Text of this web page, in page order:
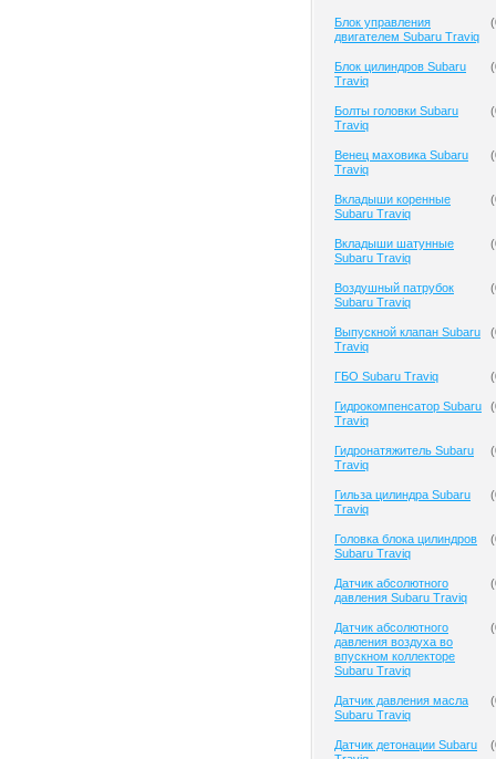
Блок управления
двигателем Subaru Traviq
(
Блок цилиндров Subaru
Traviq
(
Болты головки Subaru
Traviq
(
Венец маховика Subaru
Traviq
(
Вкладыши коренные
Subaru Traviq
(
Вкладыши шатунные
Subaru Traviq
(
Воздушный патрубок
Subaru Traviq
(
Выпускной клапан Subaru
Traviq
(
ГБО Subaru Traviq (
Гидрокомпенсатор Subaru
Traviq
(
Гидронатяжитель Subaru
Traviq
(
Гильза цилиндра Subaru
Traviq
(
Головка блока цилиндров
Subaru Traviq
(
Датчик абсолютного
давления Subaru Traviq
(
Датчик абсолютного
давления воздуха во
впускном коллекторе
Subaru Traviq
(
Датчик давления масла
Subaru Traviq
(
Датчик детонации Subaru
(